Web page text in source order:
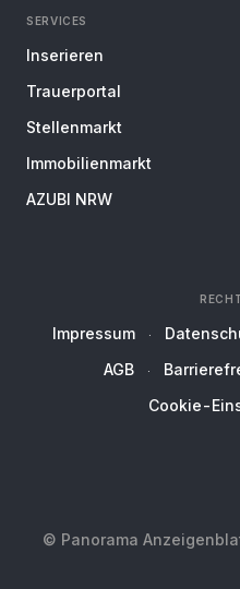
SERVICES
Inserieren
Trauerportal
Stellenmarkt
Immobilienmarkt
AZUBI NRW
Impressum
AGB
Cookie-
© Panorama